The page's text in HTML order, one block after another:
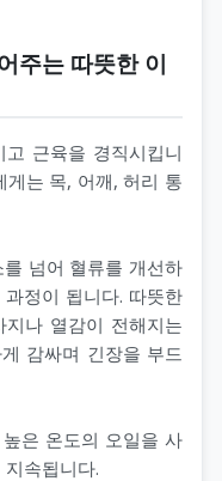
주는 따뜻한 이
근육을 경직시킵니
게는 목, 어깨, 허리 통
넘어 혈류를 개선하
정이 됩니다. 따뜻한
나 열감이 전해지는
감싸며 긴장을 부드
은 온도의 오일을 사
속됩니다.